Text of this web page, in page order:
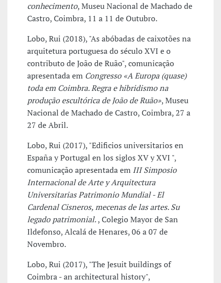
conhecimento, Museu Nacional de Machado de
Castro, Coimbra, 11 a 11 de Outubro.
Lobo, Rui (2018), "As abóbadas de caixotões na
arquitetura portuguesa do século XVI e o
contributo de João de Ruão", comunicação
apresentada em Congresso «A Europa (quase)
toda em Coimbra. Regra e hibridismo na
produção escultórica de João de Ruão», Museu
Nacional de Machado de Castro, Coimbra, 27 a
27 de Abril.
Lobo, Rui (2017), "Edificios universitarios en
España y Portugal en los siglos XV y XVI ",
comunicação apresentada em III Simposio
Internacional de Arte y Arquitectura
Universitarias Patrimonio Mundial - El
Cardenal Cisneros, mecenas de las artes. Su
legado patrimonial., Colegio Mayor de San
Ildefonso, Alcalá de Henares, 06 a 07 de
Novembro.
Lobo, Rui (2017), "The Jesuit buildings of
Coimbra - an architectural history",